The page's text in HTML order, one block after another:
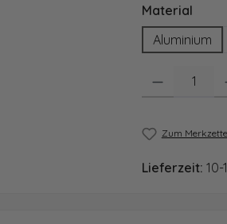
Material
Aluminium
Produkt
Zum
Lieferzeit: